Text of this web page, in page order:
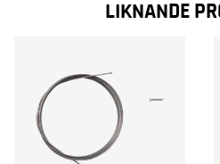
LIKNANDE